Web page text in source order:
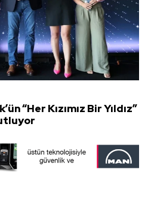
“Her Kızımız Bir Yıldız”